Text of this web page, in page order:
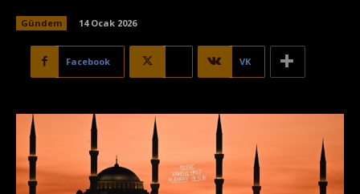
Gündem 14 Ocak 2026
Facebook VK